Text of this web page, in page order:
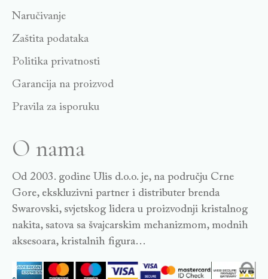
Naručivanje
Zaštita podataka
Politika privatnosti
Garancija na proizvod
Pravila za isporuku
O nama
Od 2003. godine Ulis d.o.o. je, na području Crne
Gore, ekskluzivni partner i distributer brenda
Swarovski, svjetskog lidera u proizvodnji kristalnog
nakita, satova sa švajcarskim mehanizmom, modnih
aksesoara, kristalnih figura…